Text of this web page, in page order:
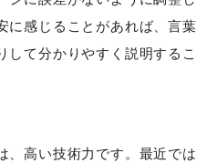
に感じることがあれば、言葉
して分かりやすく説明するこ
、高い技術力です。最近では